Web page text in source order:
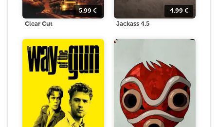
5.99 €
Clear Cut
4.99 €
Jackass 4.5